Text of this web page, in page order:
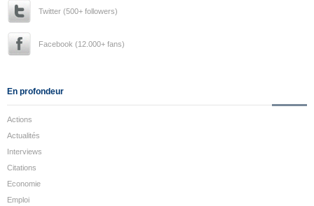
Twitter (500+ followers)
Facebook (12.000+ fans)
En profondeur
Actions
Actualités
Interviews
Citations
Economie
Emploi